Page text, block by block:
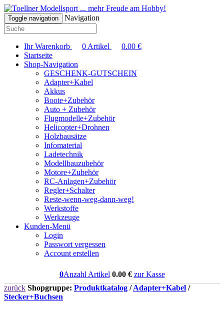
... mehr Freude am Hobby!
Toggle navigation Navigation
Ihr Warenkorb 0 Artikel 0.00 €
Startseite
Shop-Navigation
GESCHENK-GUTSCHEIN
Adapter+Kabel
Akkus
Boote+Zubehör
Auto + Zubehör
Flugmodelle+Zubehör
Helicopter+Drohnen
Holzbausätze
Infomaterial
Ladetechnik
Modellbauzubehör
Motore+Zubehör
RC-Anlagen+Zubehör
Regler+Schalter
Reste-wenn-weg-dann-weg!
Werkstoffe
Werkzeuge
Kunden-Menü
Login
Passwort vergessen
Account erstellen
0Anzahl Artikel 0.00€ zur Kasse
zurück Shopgruppe: Produktkatalog /Adapter+Kabel /
Stecker+Buchsen